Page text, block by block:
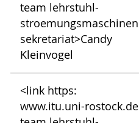
team lehrstuhl-
stroemungsmaschinen
sekretariat>Candy
Kleinvogel
<link https:
www.itu.uni-rostock.de